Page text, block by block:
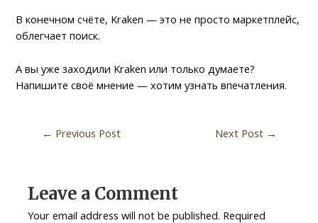
В конечном счёте, Kraken — это не просто маркетплейс,
облегчает поиск.
А вы уже заходили Kraken или только думаете?
Напишите своё мнение — хотим узнать впечатления.
← Previous Post Next Post →
Leave a Comment
Your email address will not be published. Required